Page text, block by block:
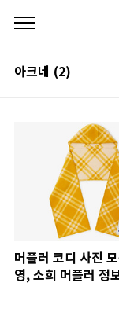
아크네 (2)
머플러 코디 사진
영, 소희 머플러 정